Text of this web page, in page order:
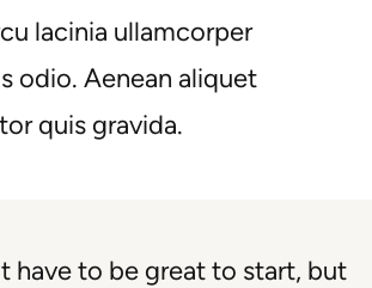
lacinia ullamcorper
odio. Aenean aliquet
quis gravida.
have to be great to start, but